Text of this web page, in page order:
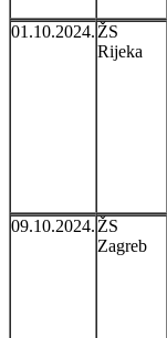
01.10.2024. ŽS
Rijeka
09.10.2024. ŽS
Zagreb